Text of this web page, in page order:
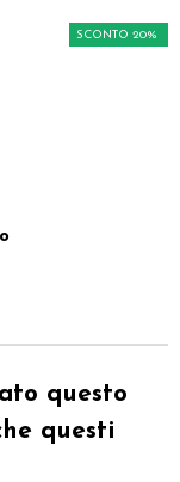
SCONTO 20%
questo
questi